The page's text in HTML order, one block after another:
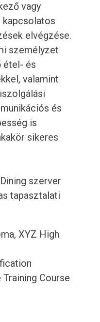
vagy
kapcsolatos
elvégzése.
személyzet
étel- és
valamint
és
is
sikeres
szerver
tapasztalati
XYZ High
Course